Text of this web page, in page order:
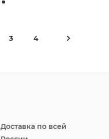
3 4
Доставка по всей